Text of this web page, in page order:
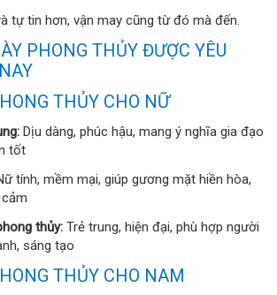
tự tin hơn, vận may cũng từ đó mà đến.
PHONG THỦY ĐƯỢC YÊU
THỦY CHO NỮ
Dịu dàng, phúc hậu, mang ý nghĩa gia đạo
tốt
tính, mềm mại, giúp gương mặt hiền hòa,
thủy: Trẻ trung, hiện đại, phù hợp người
sáng tạo
THỦY CHO NAM